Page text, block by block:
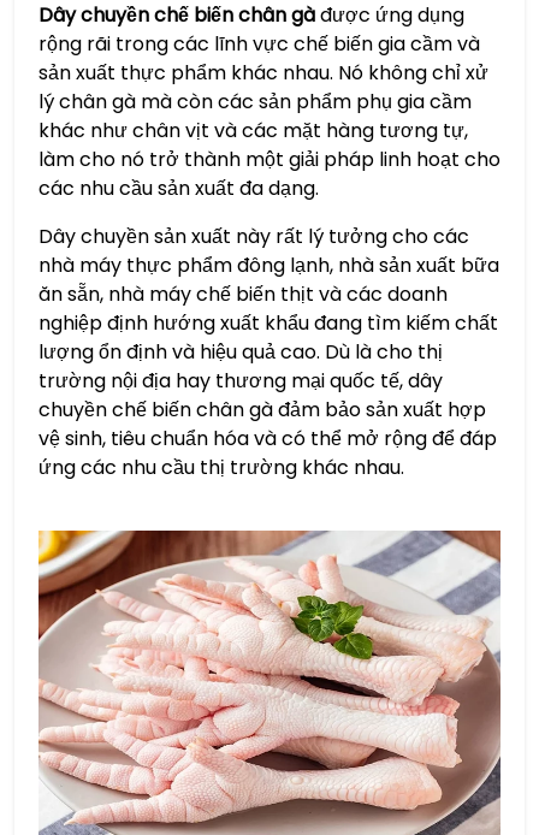
Dây chuyền chế biến chân gàđược ứng dụng
rộng rãi trong các lĩnh vực chế biến gia cầm và
sản xuất thực phẩm khác nhau. Nó không chỉ xử
lý chân gà mà còn các sản phẩm phụ gia cầm
khác như chân vịt và các mặt hàng tương tự,
làm cho nó trở thành một giải pháp linh hoạt cho
các nhu cầu sản xuất đa dạng.
Dây chuyền sản xuất này rất lý tưởng cho các
nhà máy thực phẩm đông lạnh, nhà sản xuất bữa
ăn sẵn, nhà máy chế biến thịt và các doanh
nghiệp định hướng xuất khẩu đang tìm kiếm chất
lượng ổn định và hiệu quả cao. Dù là cho thị
trường nội địa hay thương mại quốc tế, dây
chuyền chế biến chân gà đảm bảo sản xuất hợp
vệ sinh, tiêu chuẩn hóa và có thể mở rộng để đáp
ứng các nhu cầu thị trường khác nhau.